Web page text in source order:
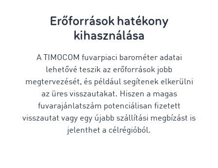
Erőforrások hatékony
kihasználása
A TIMOCOM fuvarpiaci barométer adatai
lehetővé teszik az erőforrások jobb
megtervezését, és például segítenek elkerülni
az üres visszautakat. Hiszen a magas
fuvarajánlatszám potenciálisan fizetett
visszautat vagy egy újabb szállítási megbízást is
jelenthet a célrégióból.